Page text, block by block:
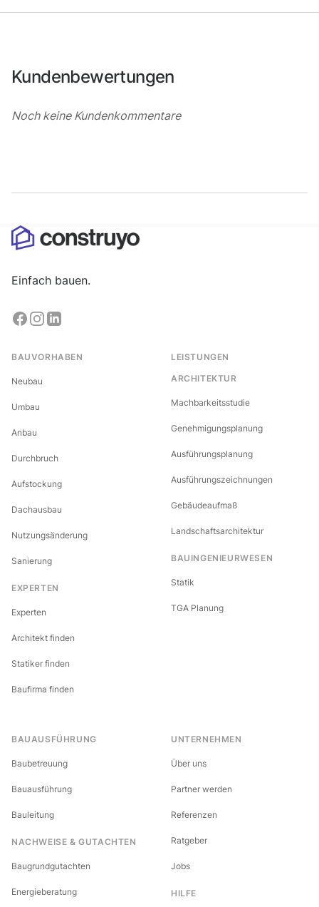
Kundenbewertungen
Noch keine Kundenkommentare
Einfach bauen.
BAUVORHABEN
Neubau
Umbau
Anbau
Durchbruch
Aufstockung
Dachausbau
Nutzungsänderung
Sanierung
EXPERTEN
Experten
Architekt finden
Statiker finden
Baufirma finden
LEISTUNGEN
ARCHITEKTUR
Machbarkeitsstudie
Genehmigungsplanung
Ausführungsplanung
Ausführungszeichnungen
Gebäudeaufmaß
Landschaftsarchitektur
BAUINGENIEURWESEN
Statik
TGA Planung
BAUAUSFÜHRUNG
Baubetreuung
Bauausführung
Bauleitung
NACHWEISE & GUTACHTEN
Baugrundgutachten
Energieberatung
UNTERNEHMEN
Über uns
Partner werden
Referenzen
Ratgeber
Jobs
HILFE